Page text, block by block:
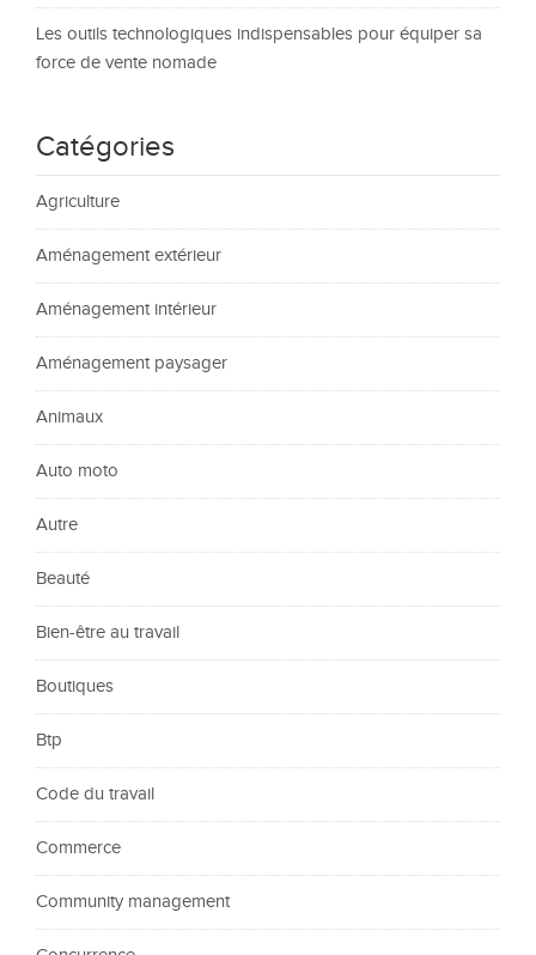
Les outils technologiques indispensables pour équiper sa
force de vente nomade
Catégories
Agriculture
Aménagement extérieur
Aménagement intérieur
Aménagement paysager
Animaux
Auto moto
Autre
Beauté
Bien-être au travail
Boutiques
Btp
Code du travail
Commerce
Community management